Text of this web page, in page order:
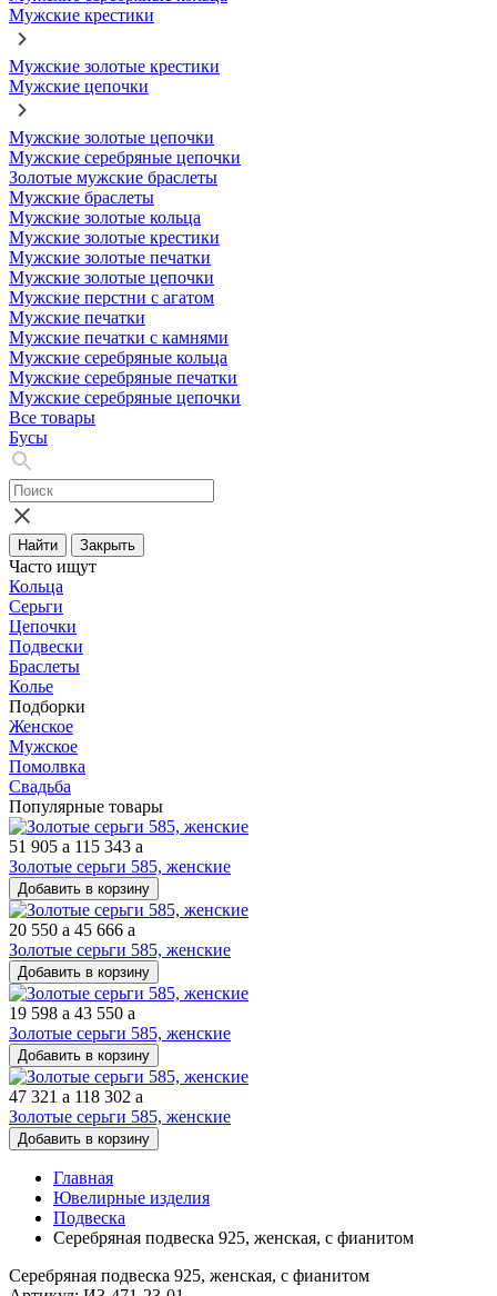
Мужские крестики
Мужские золотые крестики
Мужские цепочки
Мужские золотые цепочки
Мужские серебряные цепочки
Золотые мужские браслеты
Мужские браслеты
Мужские золотые кольца
Мужские золотые крестики
Мужские золотые печатки
Мужские золотые цепочки
Мужские перстни с агатом
Мужские печатки
Мужские печатки с камнями
Мужские серебряные кольца
Мужские серебряные печатки
Мужские серебряные цепочки
Все товары
Бусы
Найти Закрыть
Часто ищут
Кольца
Серьги
Цепочки
Подвески
Браслеты
Колье
Подборки
Женское
Мужское
Помолвка
Свадьба
Популярные товары
51 905 a 115 343 a
Золотые серьги 585, женские
Добавить в корзину
20 550 a 45 666 a
Золотые серьги 585, женские
Добавить в корзину
19 598 a 43 550 a
Золотые серьги 585, женские
Добавить в корзину
47 321 a 118 302 a
Золотые серьги 585, женские
Добавить в корзину
Главная
Ювелирные изделия
Подвеска
Серебряная подвеска 925, женская, с фианитом
Серебряная подвеска 925, женская, с фианитом